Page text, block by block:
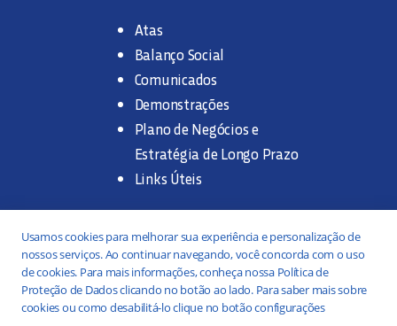
Atas
Balanço Social
Comunicados
Demonstrações
Plano de Negócios e
Estratégia de Longo Prazo
Links Úteis
Trabalhe na SANASA
Concurso Público
Estágio
Usamos cookies para melhorar sua experiência e personalização de
nossos serviços. Ao continuar navegando, você concorda com o uso
de cookies. Para mais informações, conheça nossa Política de
Proteção de Dados clicando no botão ao lado. Para saber mais sobre
cookies ou como desabilitá-lo clique no botão configurações